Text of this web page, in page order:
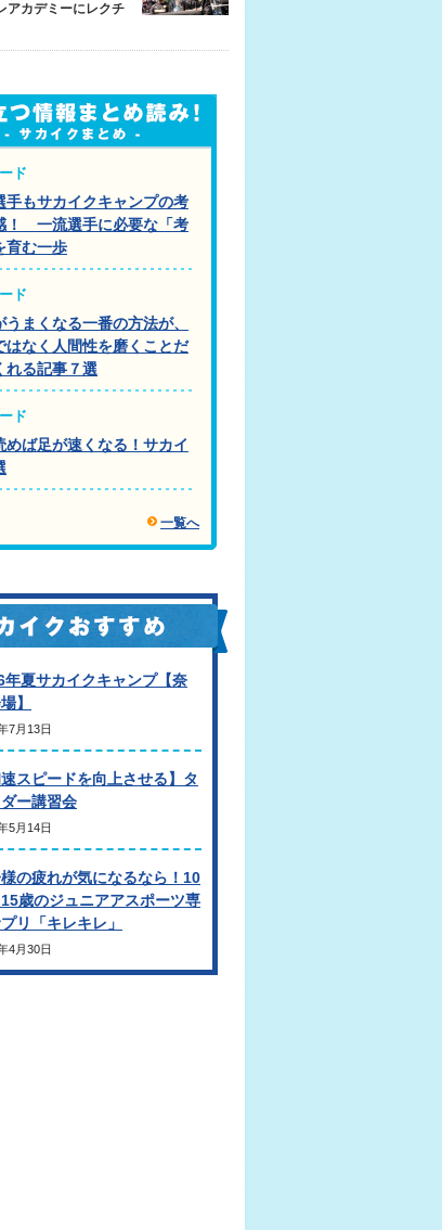
アカデミーにレクチ
ド
手もサカイクキャンプの考
！ 一流選手に必要な「考
育む一歩
ド
まくなる一番の方法が、
はなく人間性を磨くことだ
れる記事７選
ド
めば足が速くなる！サカイ
一覧へ
年夏サカイクキャンプ【奈
】
7月13日
速スピードを向上させる】タ
ー講習会
5月14日
の疲れが気になるなら！10
歳のジュニアアスポーツ専
リ「キレキレ」
4月30日